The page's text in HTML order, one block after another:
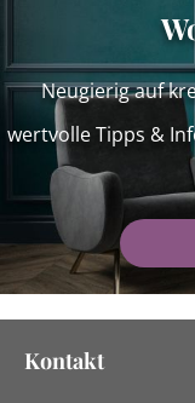
Neugierig auf
wertvolle Tipps &
Kontakt